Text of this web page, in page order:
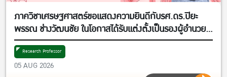
ภาควิชาเศรษฐศาสตร์ขอแสดงความยินดีกับรศ.ดร.ปิยะ
พรรณ ช่างวัฒนชัย ในโอกาสได้รับแต่งตั้งเป็นรองผู้อำนวย
การศูนย์วิจัยเศรษฐศาสตร์ประยุกต์ ฝ่ายพัฒนาคุณภาพ
Research Professor
05 AUG 2026